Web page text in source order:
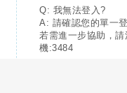
Q: 我無法登入?
A: 請確認您的單一
若需進一步協助，
機:3484